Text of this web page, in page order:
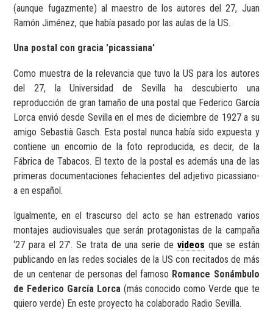
(aunque fugazmente) al maestro de los autores del 27, Juan
Ramón Jiménez, que había pasado por las aulas de la US.
Una postal con gracia 'picassiana'
Como muestra de la relevancia que tuvo la US para los autores
del 27, la Universidad de Sevilla ha descubierto una
reproducción de gran tamaño de una postal que Federico García
Lorca envió desde Sevilla en el mes de diciembre de 1927 a su
amigo Sebastià Gasch. Esta postal nunca había sido expuesta y
contiene un encomio de la foto reproducida, es decir, de la
Fábrica de Tabacos. El texto de la postal es además una de las
primeras documentaciones fehacientes del adjetivo picassiano-
a en español.
Igualmente, en el trascurso del acto se han estrenado varios
montajes audiovisuales que serán protagonistas de la campaña
‘27 para el 27’. Se trata de una serie de videos que se están
publicando en las redes sociales de la US con recitados de más
de un centenar de personas del famoso Romance Sonámbulo
de Federico García Lorca(más conocido como Verde que te
quiero verde) En este proyecto ha colaborado Radio Sevilla.